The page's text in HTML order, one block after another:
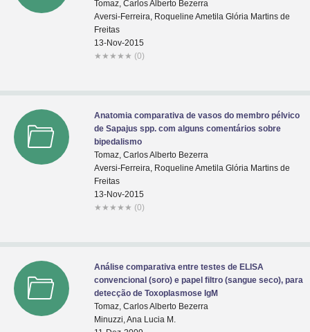
Tomaz, Carlos Alberto Bezerra
Aversi-Ferreira, Roqueline Ametila Glória Martins de
Freitas
13-Nov-2015
★ ★ ★ ★ ★ (0)
Anatomia comparativa de vasos do membro pélvico
de Sapajus spp. com alguns comentários sobre
bipedalismo
Tomaz, Carlos Alberto Bezerra
Aversi-Ferreira, Roqueline Ametila Glória Martins de
Freitas
13-Nov-2015
★ ★ ★ ★ ★ (0)
Análise comparativa entre testes de ELISA
convencional (soro) e papel filtro (sangue seco), para
detecção de Toxoplasmose IgM
Tomaz, Carlos Alberto Bezerra
Minuzzi, Ana Lucia M.